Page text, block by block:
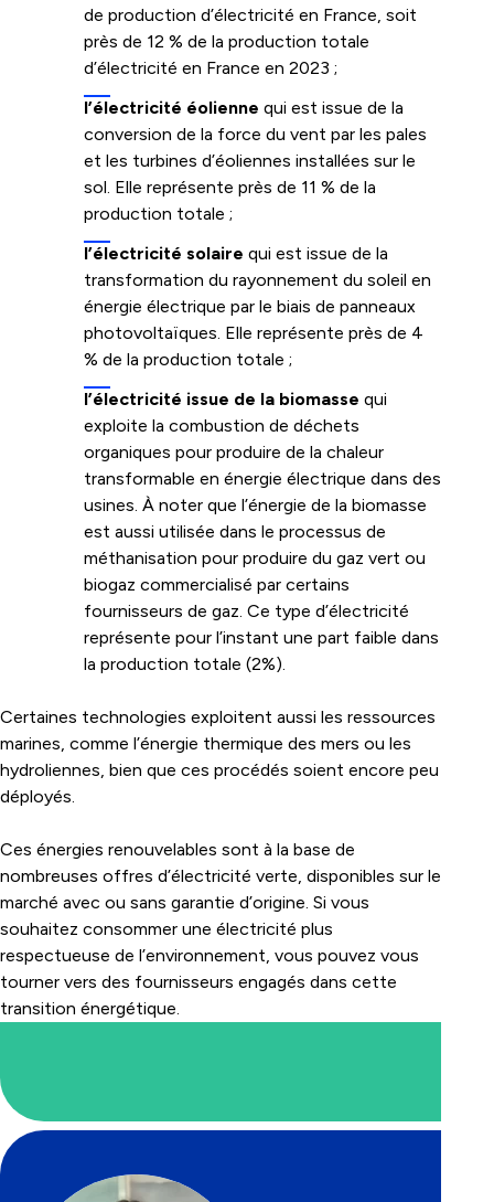
de production d’électricité en France, soit
près de 12 % de la production totale
d’électricité en France en 2023 ;
l’électricité éolienne qui est issue de la
conversion de la force du vent par les pales
et les turbines d’éoliennes installées sur le
sol. Elle représente près de 11 % de la
production totale ;
l’électricité solaire qui est issue de la
transformation du rayonnement du soleil en
énergie électrique par le biais de panneaux
photovoltaïques. Elle représente près de 4
% de la production totale ;
l’électricité issue de la biomasse qui
exploite la combustion de déchets
organiques pour produire de la chaleur
transformable en énergie électrique dans des
usines. À noter que l’énergie de la biomasse
est aussi utilisée dans le processus de
méthanisation pour produire du gaz vert ou
biogaz commercialisé par certains
fournisseurs de gaz. Ce type d’électricité
représente pour l’instant une part faible dans
la production totale (2%).
Certaines technologies exploitent aussi les ressources
marines, comme l’énergie thermique des mers ou les
hydroliennes, bien que ces procédés soient encore peu
déployés.
Ces énergies renouvelables sont à la base de
nombreuses offres d’électricité verte, disponibles sur le
marché avec ou sans garantie d’origine. Si vous
souhaitez consommer une électricité plus
respectueuse de l’environnement, vous pouvez vous
tourner vers des fournisseurs engagés dans cette
transition énergétique.